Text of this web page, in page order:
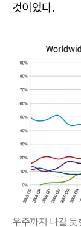
것이었다.
우주까지 나갈